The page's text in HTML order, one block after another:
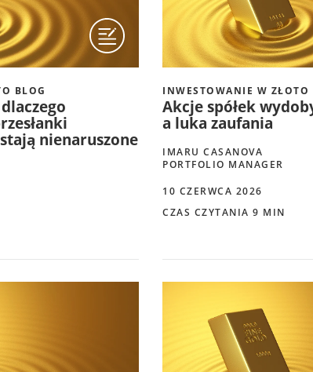
BLOG
nienaruszone
INWESTOWANIE W ZŁOTO
Akcje spółek
a luka zaufania
IMARU CASANOVA
PORTFOLIO MANAGER
10 CZERWCA 2026
CZAS CZYTANIA 9 MIN